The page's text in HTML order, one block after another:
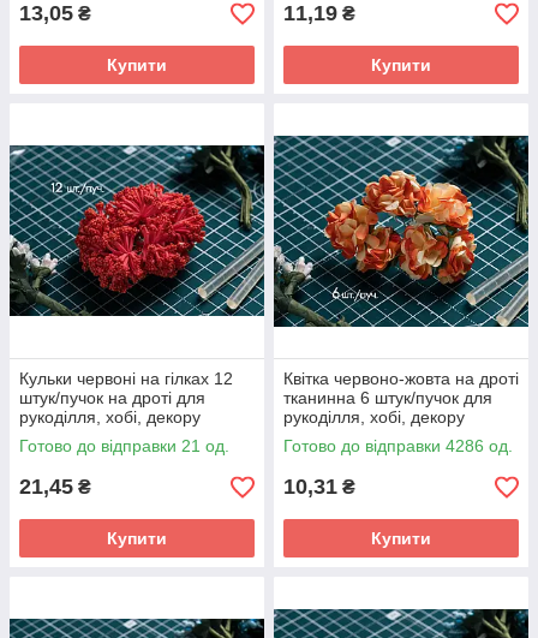
13,05 ₴
Купити
11,19 ₴
Купити
Кульки червоні на гілках 12
штук/пучок на дроті для
рукоділля, хобі, декору
Готово до відправки 21 од.
21,45 ₴
Купити
Квітка червоно-жовта на дроті
тканинна 6 штук/пучок для
рукоділля, хобі, декору
Готово до відправки 4286 од.
10,31 ₴
Купити